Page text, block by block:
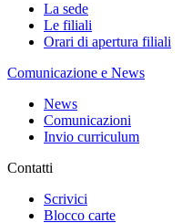
La sede
Le filiali
Orari di apertura filiali
Comunicazione e News
News
Comunicazioni
Invio curriculum
Contatti
Scrivici
Blocco carte